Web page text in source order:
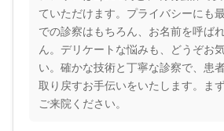
ていただけます。プライバシーにも
での診察はもちろん、お名前を呼ば
ん。デリケートな悩みも、どうぞお
い。確かな技術と丁寧な診察で、患
取り戻すお手伝いをいたします。ま
ご来院ください。